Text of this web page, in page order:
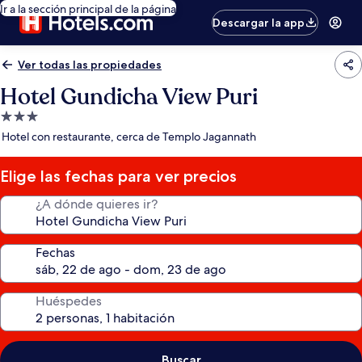
Ir a la sección principal de la página
Descargar la app
Ver todas las propiedades
Hotel Gundicha View Puri
Propiedad
de
estrellas
Hotel con restaurante, cerca de Templo Jagannath
Elige las fechas para ver precios
¿A dónde quieres ir?
Fechas
Huéspedes